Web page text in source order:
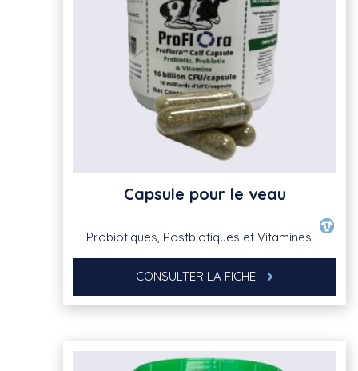
Capsule pour le veau
Probiotiques, Postbiotiques et Vitamines
CONSULTER LA FICHE